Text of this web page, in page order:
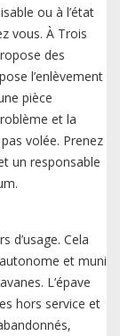
ou à l’état
vous. À Trois
des
l’enlèvement
pièce
et la
volée. Prenez
un responsable
d’usage. Cela
et muni
L’épave
hors service et